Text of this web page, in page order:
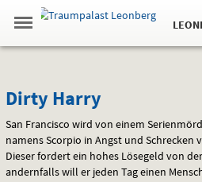
Springe
zum
,zum
.
Navigation
Gehe
zur
Standortauswahl
Hinweis
Dirty
Harry
Dirty Harry
San Francisco wird von einem
namens Scorpio in Angst und Schrecken
Dieser fordert ein hohes Lösegeld von
andernfalls will er jeden Tag einen